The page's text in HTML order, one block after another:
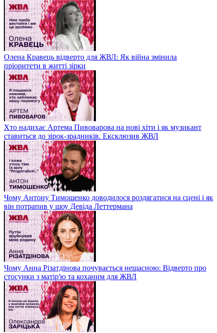
Олена Кравець відверто для ЖВЛ: Як війна змінила
пріоритети в житті зірки
Хто надихає Артема Пивоварова на нові хіти і як музикант
ставиться до зірок-зрадників. Ексклюзив ЖВЛ
Чому Антону Тимошенко доводилося роздягатися на сцені і як
він потрапив у шоу Девіда Леттермана
Чому Анна Різатдінова почувається нещасною: Відверто про
стосунки з матір'ю та коханим для ЖВЛ